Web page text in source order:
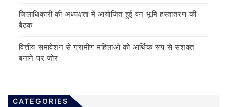
जिलाधिकारी की अध्यक्षता में आयोजित हुई वन भूमि हस्तांतरण की
बैठक
वित्तीय समावेशन से ग्रामीण महिलाओं को आर्थिक रूप से सशक्त
बनाने पर जोर
CATEGORIES